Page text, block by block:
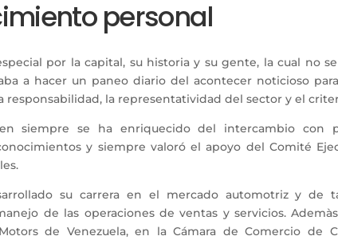
personal
por la capital, su historia y su gente, la cual no
a hacer un paneo diario del acontecer noticioso
la representatividad del sector y el
siempre se ha enriquecido del intercambio con
y siempre valoró el apoyo del Comité
su carrera en el mercado automotriz y de
de las operaciones de ventas y servicios.
de Venezuela, en la Cámara de Comercio de